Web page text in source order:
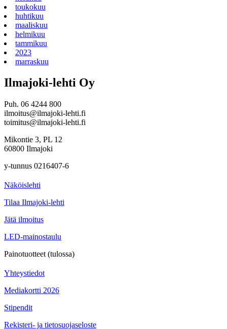
toukokuu
huhtikuu
maaliskuu
helmikuu
tammikuu
2023
marraskuu
Ilmajoki-lehti Oy
Puh. 06 4244 800
ilmoitus@ilmajoki-lehti.fi
toimitus@ilmajoki-lehti.fi
Mikontie 3, PL 12
60800 Ilmajoki
y-tunnus 0216407-6
Näköislehti
Tilaa Ilmajoki-lehti
Jätä ilmoitus
LED-mainostaulu
Painotuotteet (tulossa)
Yhteystiedot
Mediakortti 2026
Stipendit
Rekisteri- ja tietosuojaseloste